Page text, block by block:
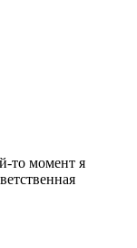
то момент я